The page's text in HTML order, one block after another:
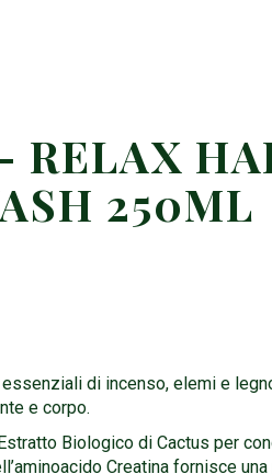
RELAX
250ML
di incenso, elemi e
e corpo.
Biologico di Cactus per
Creatina fornisce